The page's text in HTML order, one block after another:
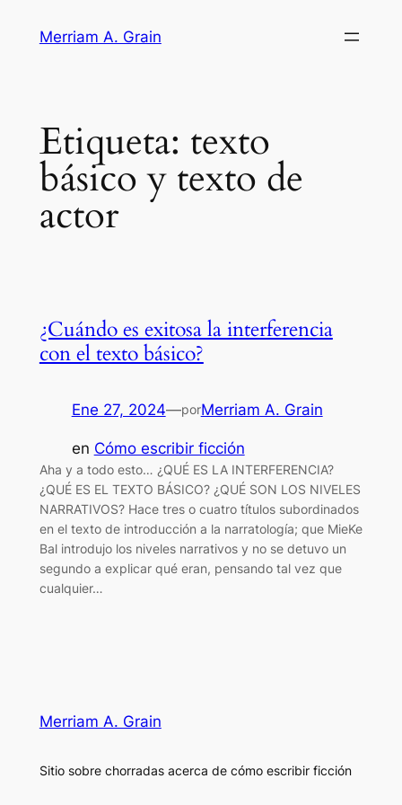
Merriam A. Grain
Etiqueta: texto
básico y texto de
actor
¿Cuándo es exitosa la interferencia
con el texto básico?
Ene 27, 2024—porMerriam A. Grain
en Cómo escribir ficción
Aha y a todo esto… ¿QUÉ ES LA INTERFERENCIA?
¿QUÉ ES EL TEXTO BÁSICO? ¿QUÉ SON LOS NIVELES
NARRATIVOS? Hace tres o cuatro títulos subordinados
en el texto de introducción a la narratología; que MieKe
Bal introdujo los niveles narrativos y no se detuvo un
segundo a explicar qué eran, pensando tal vez que
cualquier…
Merriam A. Grain
Sitio sobre chorradas acerca de cómo escribir ficción